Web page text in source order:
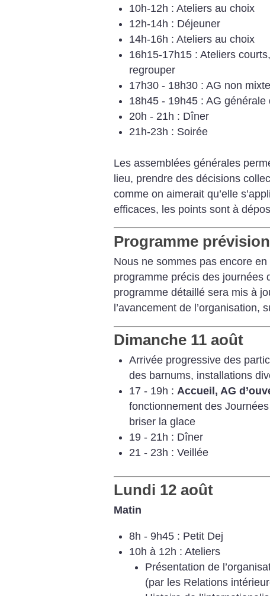
10h-12h : Ateliers au choix
12h-14h : Déjeuner
14h-16h : Ateliers au choix
16h15-17h15 : Ateliers
regrouper
17h30 - 18h30 : AG non
18h45 - 19h45 : AG générale
20h - 21h : Dîner
21h-23h : Soirée
Les assemblées générales
lieu, prendre des décisions
comme on aimerait qu’elle
efficaces, les points sont à
Programme
Nous ne sommes pas encore
programme précis des journées
programme détaillé sera mis à
l’avancement de l’organisation,
Dimanche 11 août
Arrivée progressive des
des barnums, installations
17 - 19h :Accueil, AG
fonctionnement des
briser la glace
19 - 21h : Dîner
21 - 23h : Veillée
Lundi 12 août
Matin
8h - 9h45 : Petit Dej
10h à 12h : Ateliers
Présentation de
(par les Relations